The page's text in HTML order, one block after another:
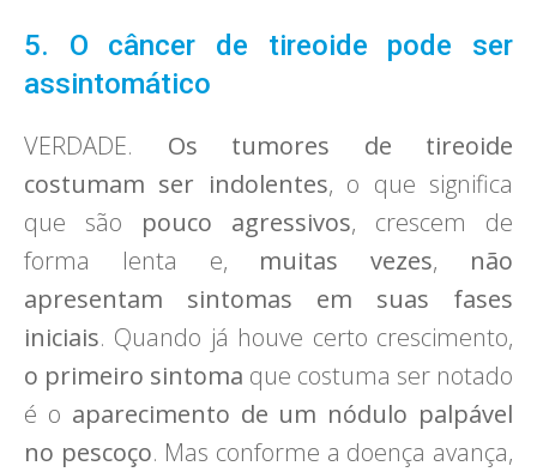
5. O câncer de tireoide pode ser
assintomático
VERDADE. Os tumores de tireoide
costumam ser indolentes, o que significa
que são pouco agressivos, crescem de
forma lenta e, muitas vezes, não
apresentam sintomas em suas fases
iniciais. Quando já houve certo crescimento,
o primeiro sintoma que costuma ser notado
é o aparecimento de um nódulo palpável
no pescoço. Mas conforme a doença avança,